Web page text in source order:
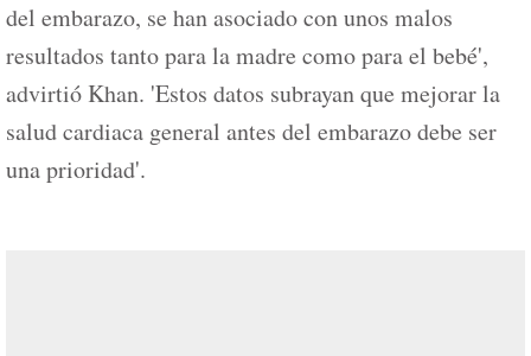
del embarazo, se han asociado con unos malos
resultados tanto para la madre como para el bebé',
advirtió Khan. 'Estos datos subrayan que mejorar la
salud cardiaca general antes del embarazo debe ser
una prioridad'.